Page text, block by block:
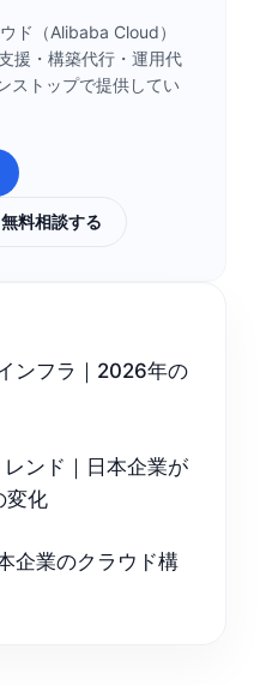
ド（Alibaba Cloud）
援・構築代行・運用代
ストップで提供してい
無料相談する
ンフラ｜2026年の
ンド｜日本企業が
変化
企業のクラウド構